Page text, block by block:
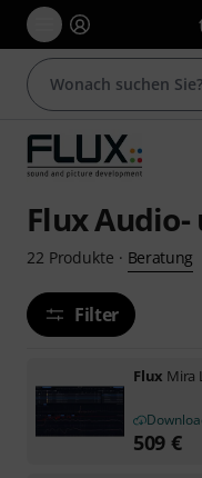
Flux
22 Produkte · Beratung
Filter
Flux Mira
509 €